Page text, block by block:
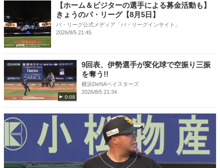
【ホーム＆ビジターの選手による募金活動も】
きょうのパ・リーグ【8月5日】
パ・リーグ公式メディア「パ・リーグインサイト」
2026/8/5 21:45
0:08
9回表、伊勢選手が変化球で空振り三振
を奪う!!
横浜DeNAベイスターズ
2026/8/5 21:34